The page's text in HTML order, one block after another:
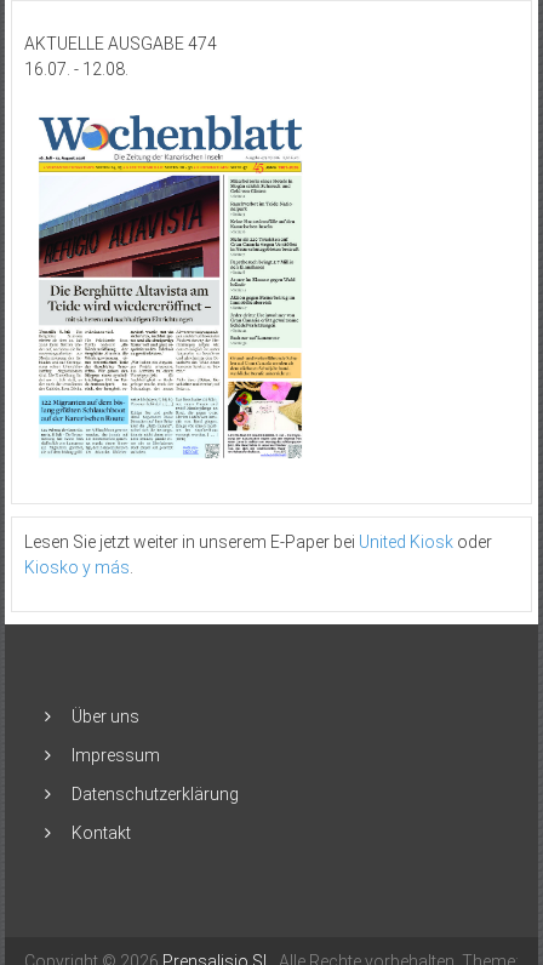
AKTUELLE AUSGABE 474
16.07. - 12.08.
Lesen Sie jetzt weiter in unserem E-Paper bei United Kioskoder
Kiosko y más.
Über uns
Impressum
Datenschutzerklärung
Kontakt